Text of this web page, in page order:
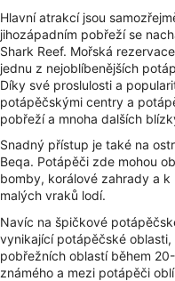
Hlavní atrakcí jsou
jihozápadním pobřeží se
Shark Reef. Mořská
jednu z nejoblíbenějších
Díky své proslulosti a
potápěčskými centry a
pobřeží a mnoha dalších
Snadný přístup je také na
Beqa. Potápěči zde mohou
bomby, korálové zahrady a
malých vraků lodí.
Navíc na špičkové
vynikající potápěčské
pobřežních oblastí během
známého a mezi potápěči